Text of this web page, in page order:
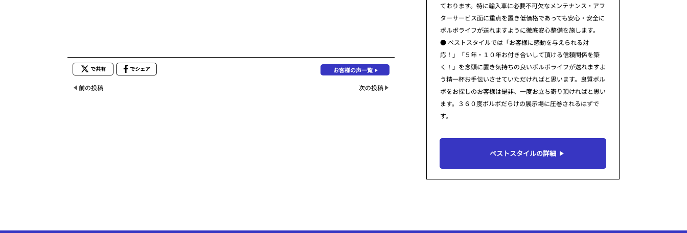
で共有 でシェア お客様の声一覧
前の投稿 次の投稿
ております。特に輸入車に必要不可欠なメンテナンス・アフ
ターサービス面に重点を置き低価格であっても安心・安全に
ボルボライフが送れますように徹底安心整備を施します。
● ベストスタイルでは「お客様に感動を与えられる対
応！」「５年・１０年お付き合いして頂ける信頼関係を築
く！」を念頭に置き気持ちの良いボルボライフが送れますよ
う精一杯お手伝いさせていただければと思います。良質ボル
ボをお探しのお客様は是非、一度お立ち寄り頂ければと思い
ます。３６０度ボルボだらけの展示場に圧巻されるはずで
す。
ベストスタイルの詳細